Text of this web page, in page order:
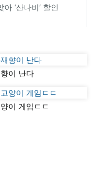
‘산나비’ 할인
이 난다
이 게임ㄷㄷ